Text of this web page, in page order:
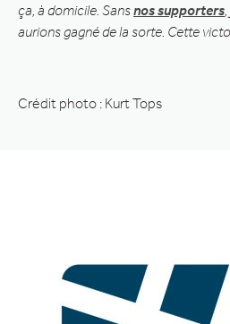
ça, à domicile. Sansnos supporters
aurions gagné de la sorte. Cette
Crédit photo : Kurt Tops